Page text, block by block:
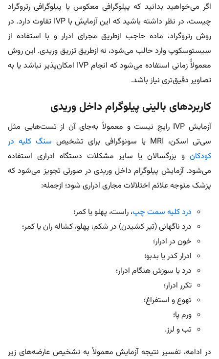
اگر می‌خواهید بدانید که پیلوگرافی معکوس یا پیلوگرافی رتروگراد
چیست، در نظر داشته باشید که این آزمایش با IVP تفاوت دارد. در
روش رتروگراد، ماده حاجب ازطریق مجرای ادرار و با استفاده از
سیستوسکوپ وارد حالب می‌شود، نه ازطریق تزریق وریدی. این روش
معمولاًً زمانی استفاده می‌شود که انجام IVP امکان‌پذیر نباشد یا به
تصاویر دقیق‌تری نیاز باشد.
کاربردهای بالینی پیلوگرام داخل وریدی
آزمایش IVP رایج نیست و معمولاً به‌جای آن از تست‌هایی مثل
سی‌تی اسکن، MRI یا سونوگرافی برای تشخیص
سنگ کلیه در
کودکان و بزرگسالان یا سایر مشکلات دستگاه ادراری استفاده
می‌شود. آزمایش پیلوگرام داخل وریدی در صورتی تجویز می‌شود که
پزشک متوجه علائم اختلالات مجاری ادراری شود؛ ازجمله:
درد کلیه سمت چپ، راست، پهلو یا کمر؛
درد ناگهانی (تیر کشیدن) در شکم، پهلو، کشاله ران یا کمر؛
خون در ادرار؛
ادرار کدر یا بدبو؛
درد یا سوزش هنگام ادرار؛
تکرر ادرار؛
تهوع و استفراغ؛
ورم پا؛
تب و لرز.
در ادامه، تفسیر نتیجه آزمایش معمولاً به تشخیص عارضه‌های زیر